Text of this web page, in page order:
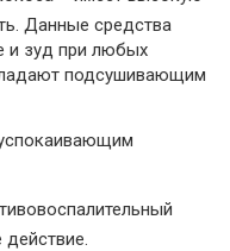
Данные средства
и зуд при любых
подсушивающим